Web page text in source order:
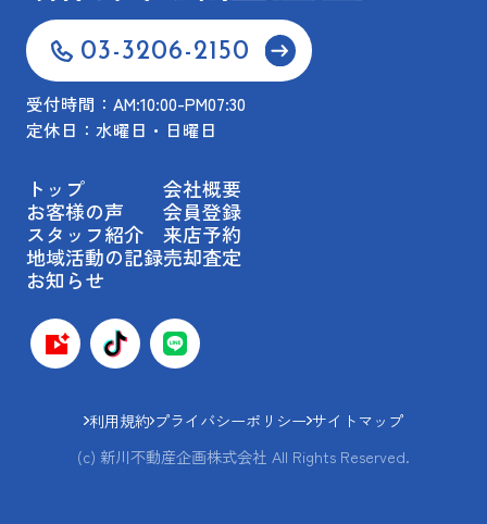
03-3206-2150
受付時間：AM:10:00-PM07:30
定休日：水曜日・日曜日
トップ
お客様の声
スタッフ紹介
地域活動の記録
お知らせ
会社概要
会員登録
来店予約
売却査定
利用規約 プライバシーポリシー サイトマップ
(c) 新川不動産企画株式会社 All Rights Reserved.